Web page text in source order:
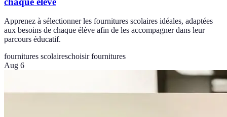
Apprenez à sélectionner les fournitures scolaires idéales, adaptées
aux besoins de chaque élève afin de les accompagner dans leur
parcours éducatif.
fournitures scolaireschoisir fournitures
Aug 6